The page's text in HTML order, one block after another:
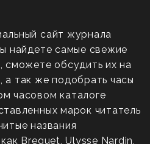
сайт журнала
найдете самые свежие
сможете обсудить их на
так же подобрать часы
часовом каталоге
марок читатель
названия
Breguet, Ulysse Nardin,